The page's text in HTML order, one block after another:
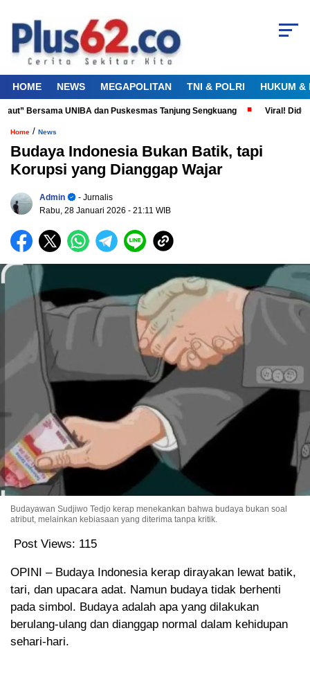
HOME NEWS MEGAPOLITAN TNI & POLRI HUKUM &
Bersama UNIBA dan Puskesmas Tanjung Sengkuang Viral! Diduga
Home / News
Budaya Indonesia Bukan Batik, tapi
Korupsi yang Dianggap Wajar
Admin
- Jurnalis
Rabu, 28 Januari 2026 - 21:11 WIB
Budayawan Sudjiwo Tedjo kerap menekankan bahwa budaya bukan soal
atribut, melainkan kebiasaan yang diterima tanpa kritik.
Post Views: 115
OPINI – Budaya Indonesia kerap dirayakan lewat batik,
tari, dan upacara adat. Namun budaya tidak berhenti
pada simbol. Budaya adalah apa yang dilakukan
berulang-ulang dan dianggap normal dalam kehidupan
sehari-hari.